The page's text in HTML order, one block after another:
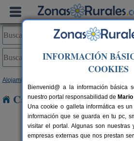
Alojamientos
Casas Rurales cerca de
INFORMACIÓN
COOKIES
Bienvenid@ a la información básica
nuestro portal responsabilidad de
Una cookie o galleta informática es
información que se guarda en tu pc,
visitar el portal. Algunas son nuestras
empresas externas que nos prestan